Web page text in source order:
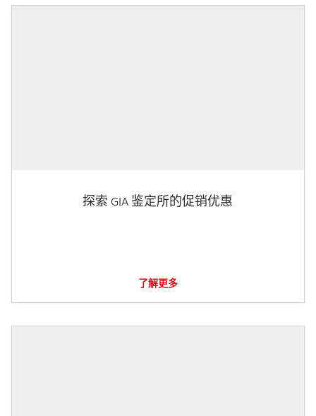
探索 GIA 鉴定所的促销优惠
了解更多